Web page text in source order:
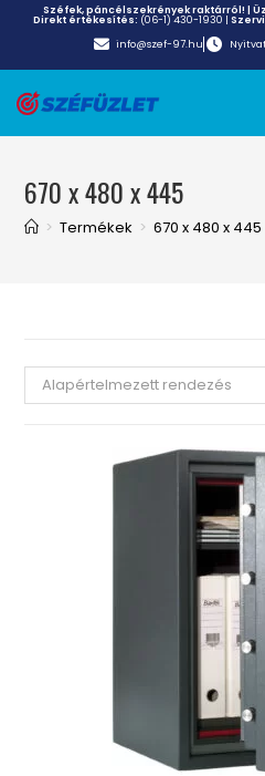
Széfek, páncélszekrények raktárról! |
Direkt értékesítés: (06-1) 430-1930 |
info@szef-97.hu
670 x 480 x 445
> Termékek > 670 x 480 x 445
Alapértelmezett rendezés